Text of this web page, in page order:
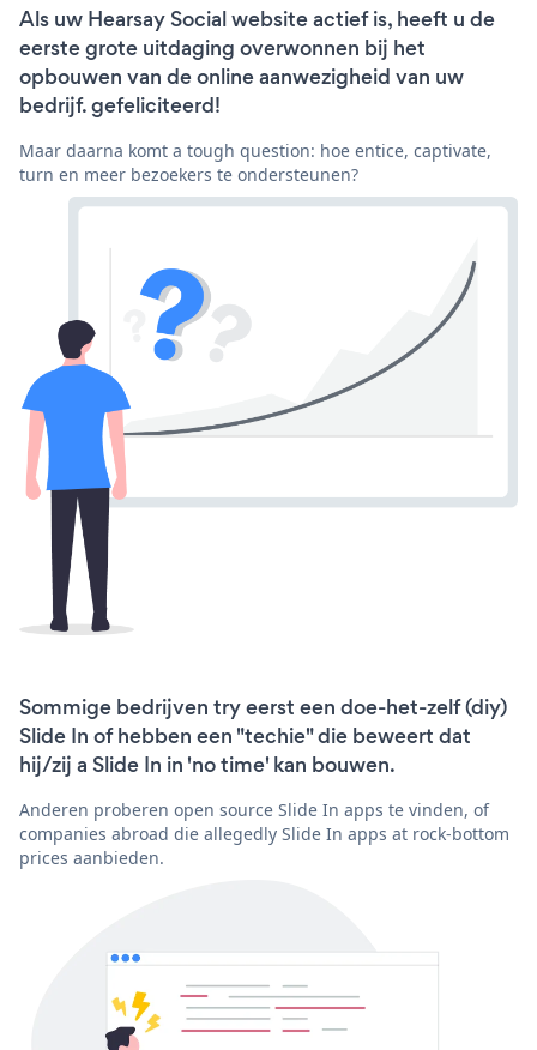
Als uw Hearsay Social website actief is, heeft u de
eerste grote uitdaging overwonnen bij het
opbouwen van de online aanwezigheid van uw
bedrijf. gefeliciteerd!
Maar daarna komt a tough question: hoe entice, captivate,
turn en meer bezoekers te ondersteunen?
Sommige bedrijven try eerst een doe-het-zelf (diy)
Slide In of hebben een "techie" die beweert dat
hij/zij a Slide In in 'no time' kan bouwen.
Anderen proberen open source Slide In apps te vinden, of
companies abroad die allegedly Slide In apps at rock-bottom
prices aanbieden.